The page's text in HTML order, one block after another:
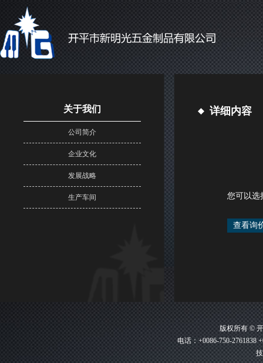
关于我们
公司简介
企业文化
发展战略
生产车间
详细内容
您可以选
版权所有 ©
电话：+0086-750-2761838